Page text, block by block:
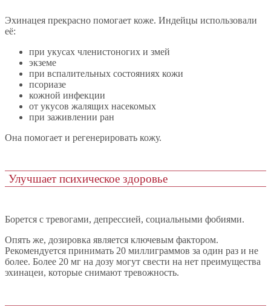
Эхинацея прекрасно помогает коже. Индейцы использовали
её:
при укусах членистоногих и змей
экземе
при вспалительных состояниях кожи
псориазе
кожной инфекции
от укусов жалящих насекомых
при заживлении ран
Она помогает и регенерировать кожу.
Улучшает психическое здоровье
Борется с тревогами, депрессией, социальными фобиями.
Опять же, дозировка является ключевым фактором.
Рекомендуется принимать 20 миллиграммов за один раз и не
более. Более 20 мг на дозу могут свести на нет преимущества
эхинацеи, которые снимают тревожность.